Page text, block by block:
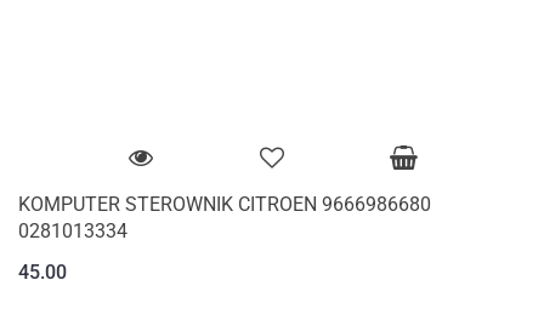
KOMPUTER STEROWNIK CITROEN 9666986680
0281013334
45.00